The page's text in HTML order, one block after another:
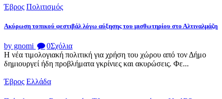
Έβρος Πολιτισμός
Ακύρωση τοπικού φεστιβάλ λόγω αύξησης του μισθωτηρίου στο Αλτιναλμάζη
by gnomi 0Σχόλια
Η νέα τιμολογιακή πολιτική για χρήση του χώρου από τον Δήμο
δημιουργεί ήδη προβλήματα γκρίνιες και ακυρώσεις. Φε...
Έβρος Ελλάδα